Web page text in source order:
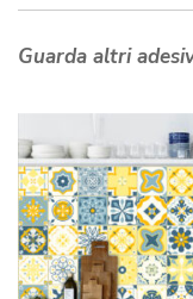
Guarda altri